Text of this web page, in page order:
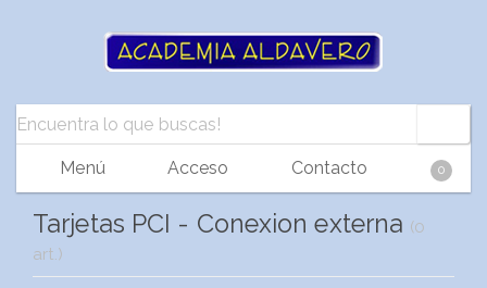
Menú Acceso Contacto 0
Tarjetas PCI - Conexion externa (0
art.)